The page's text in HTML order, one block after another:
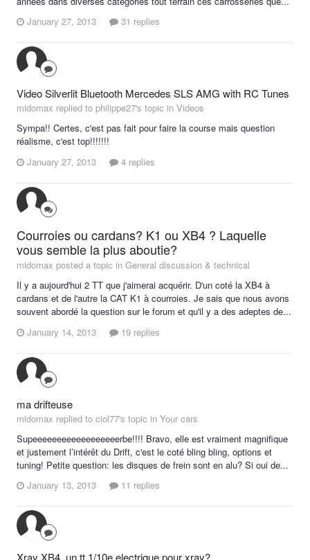
January 27, 2013
31 replies
Video Silverlit Bluetooth Mercedes SLS AMG with RC Tunes
midomax replied to philippe27's topic in Videos
Sympa!! Certes, c'est pas fait pour faire la course mais question
réalisme, c'est top!!!!!!!
January 27, 2013
4 replies
Courroies ou cardans? K1 ou XB4 ? Laquelle
vous semble la plus aboutie?
midomax posted a topic in General discussion & technical
Il y a aujourd'hui 2 TT que j'aimerai acquérir. D'un coté la XB4 à
cardans et de l'autre la CAT K1 à courroies. Je sais que nous avons
souvent abordé la question sur le forum et qu'il y a des adeptes de...
January 14, 2013
19 replies
ma drifteuse
midomax replied to ciol77's topic in Your cars
Supeeeeeeeeeeeeeeeeeerbe!!!! Bravo, elle est vraiment magnifique
et justement l’intérêt du Drift, c'est le coté bling bling, options et
tuning! Petite question: les disques de frein sont en alu? Si oui de...
January 13, 2013
11 replies
Xray XB4, un tt 1/10e electrique pour xray?